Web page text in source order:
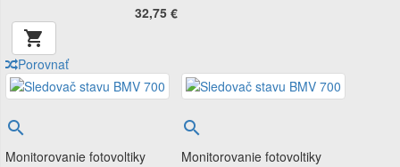
32,75 €

Porovnať

Monitorovanie fotovoltiky

Monitorovanie fotovoltiky